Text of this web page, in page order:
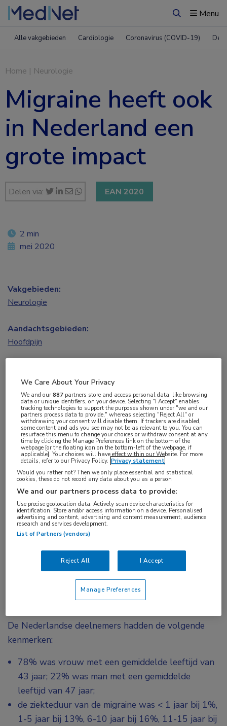
ZoekenMenu
Alle vakgebieden Cardiologie Coronavirus (COVID-19)
Home | Neurologie
Migraine heeft ook
in Nederland een
grote impact
Delen via: EAN 2020
De Nederlandse resultaten van de ‘My Migraine
Voice-survey’ maken duidelijk dat migraine een
aanzienlijke functionele, emotionele en
economische impact heeft. Patiënten met
therapiefalen op meerdere profylactische
medicijnen lijken er meer last van te hebben.
Deze resultaten zijn in lijn met de algehele
resultaten die in deze wereldwijde survey zijn
gevonden.
Zuid-Amerika, Europa, het Midden-Oosten, Noord-
Afrika en de Azië-Pacific regio. Van de 11.266
deelnemende patiënten woonden er 340 in
De Nederlandse deelnemers hadden de volgende
kenmerken:
78% was vrouw met een gemiddelde leeftijd van
43 jaar; 22% was man met een gemiddelde
leeftijd van 47 jaar;
de ziekteduur van de migraine was < 1 jaar bij 1%,
1-5 jaar bij 13%, 6-10 jaar bij 16%, 11-15 jaar bij
2 min
mei 2020
Vakgebieden:
Neurologie
Aandachtsgebieden:
Hoofdpijn
migraine
We Care About Your Privacy
We and our887 partners store and access personal data, like browsing
data or unique identifiers, on your device. Selecting "I Accept" enables
tracking technologies to support the purposes shown under "we and our
partners process data to provide," whereas selecting "Reject All" or
withdrawing your consent will disable them. If trackers are disabled,
some content and ads you see may not be as relevant to you. You can
resurface this menu to change your choices or withdraw consent at any
time by clicking the Manage Preferences link on the bottom of the
webpage [or the floating icon on the bottom-left of the webpage, if
applicable]. Your choices will have effect within our Website. For more
details, refer to our Privacy Policy. Privacy statement
Would you rather not? Then we only place essential and statistical
cookies, these do not record any data about you as a person
We and our partners process data to provide:
Use precise geolocation data. Actively scan device characteristics for
identification. Store and/or access information on a device. Personalised
advertising and content, advertising and content measurement, audience
research and services development.
List of Partners (vendors)
Reject All I Accept
Manage Preferences